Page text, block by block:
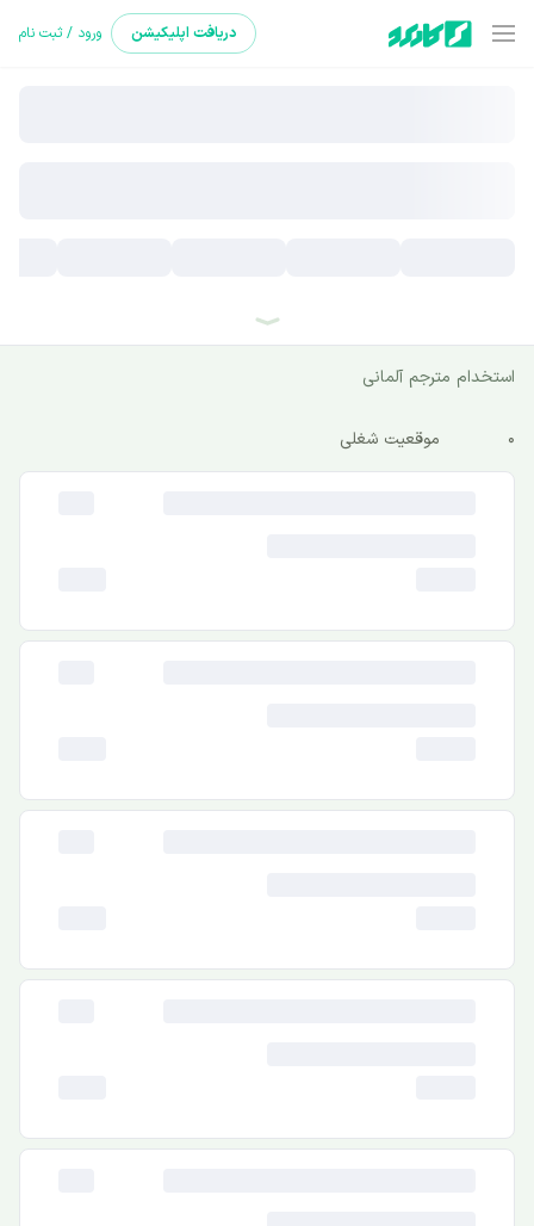
دریافت اپلیکیشن ورود / ثبت نام
استخدام مترجم آلمانی
0 موقعیت شغلی